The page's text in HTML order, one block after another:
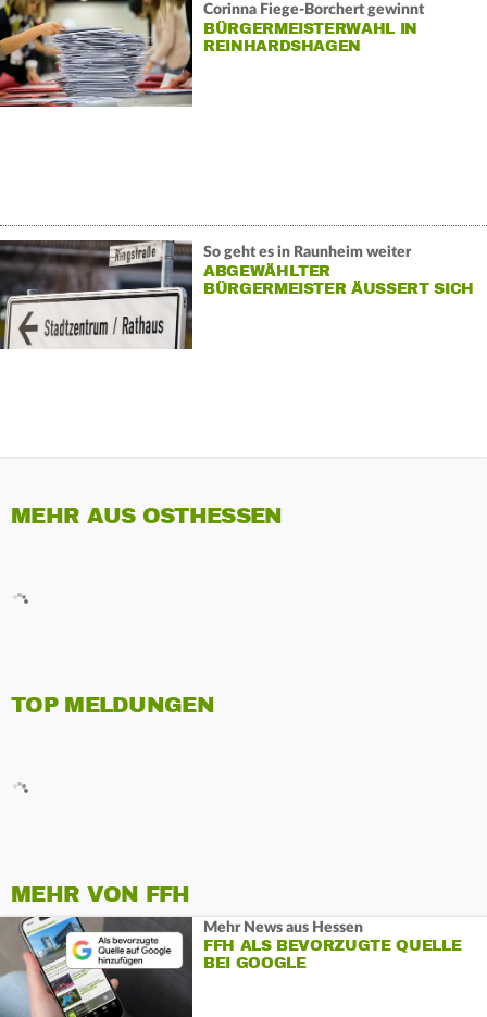
Corinna Fiege-Borchert gewinnt
BÜRGERMEISTERWAHL IN
REINHARDSHAGEN
So geht es in Raunheim weiter
ABGEWÄHLTER
BÜRGERMEISTER ÄUSSERT SICH
MEHR AUS OSTHESSEN
TOP MELDUNGEN
MEHR VON FFH
Mehr News aus Hessen
FFH ALS BEVORZUGTE QUELLE
BEI GOOGLE